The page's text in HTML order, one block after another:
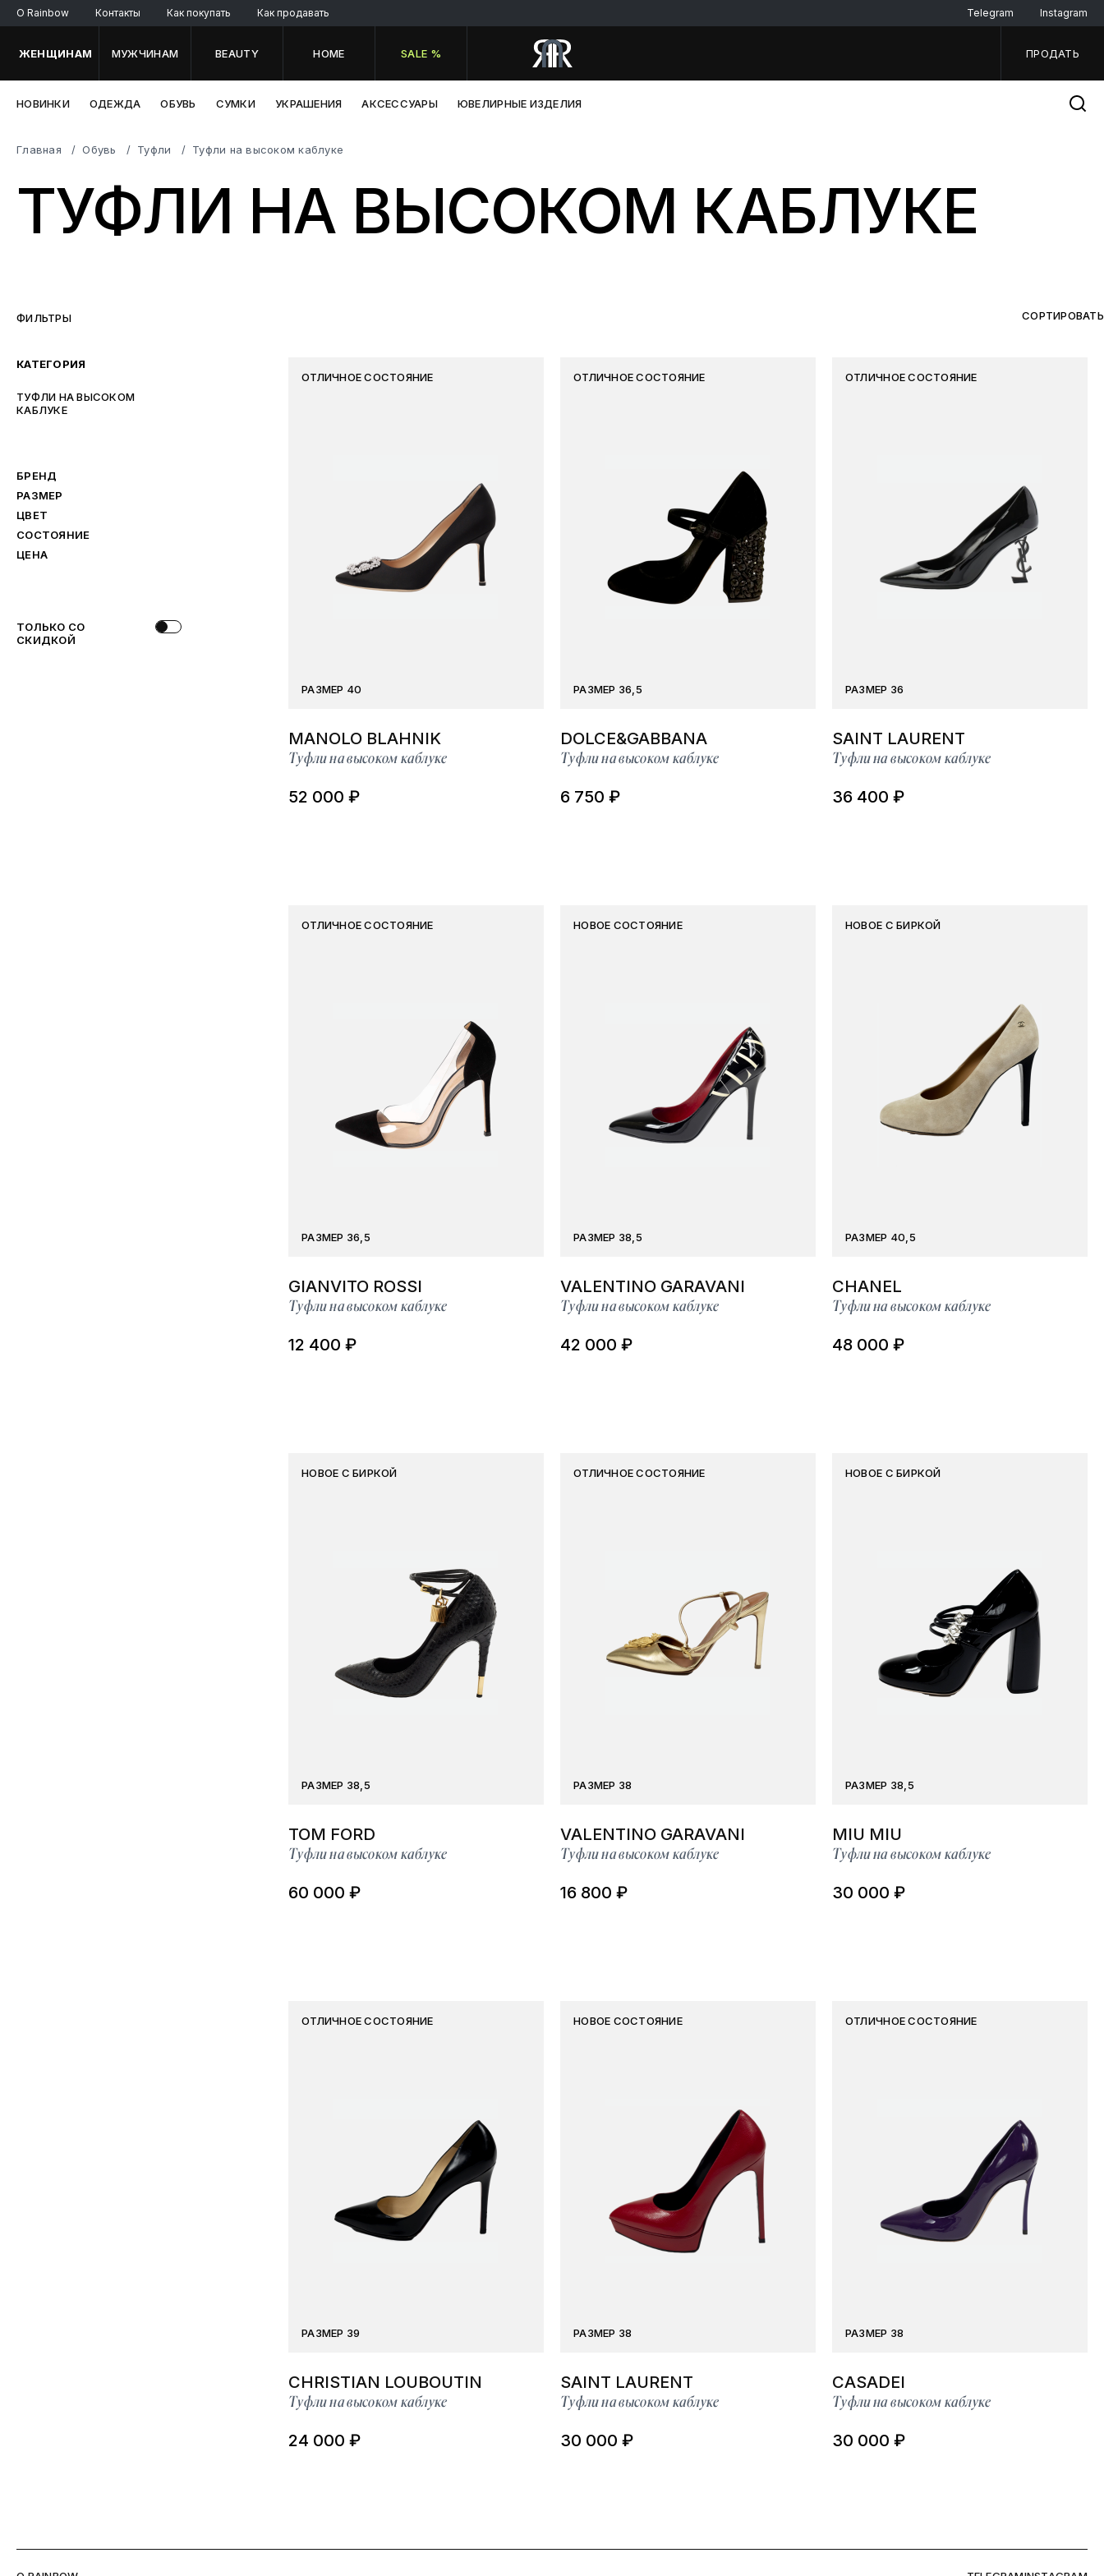
O Rainbow Контакты Как покупать Как продавать Telegram Instagram
ЖЕНЩИНАМ МУЖЧИНАМ BEAUTY HOME SALE % ПРОДАТЬ
НОВИНКИ ОДЕЖДА ОБУВЬ СУМКИ УКРАШЕНИЯ АКСЕССУАРЫ ЮВЕЛИРНЫЕ ИЗДЕЛИЯ
Главная Обувь Туфли Туфли на высоком каблуке
ТУФЛИ НА ВЫСОКОМ КАБЛУКЕ
ФИЛЬТРЫ СОРТИРОВАТЬ
КАТЕГОРИЯ
ТУФЛИ НА ВЫСОКОМ
КАБЛУКЕ
БРЕНД
РАЗМЕР
ЦВЕТ
СОСТОЯНИЕ
ЦЕНА
ТОЛЬКО СО
СКИДКОЙ
ОТЛИЧНОЕ СОСТОЯНИЕ
РАЗМЕР 40
MANOLO BLAHNIK
Туфли на высоком каблуке
52 000 ₽
ОТЛИЧНОЕ СОСТОЯНИЕ
РАЗМЕР 36,5
DOLCE&GABBANA
Туфли на высоком каблуке
6 750 ₽
ОТЛИЧНОЕ СОСТОЯНИЕ
РАЗМЕР 36
SAINT LAURENT
Туфли на высоком каблуке
36 400 ₽
ОТЛИЧНОЕ СОСТОЯНИЕ
РАЗМЕР 36,5
GIANVITO ROSSI
Туфли на высоком каблуке
12 400 ₽
НОВОЕ СОСТОЯНИЕ
РАЗМЕР 38,5
VALENTINO GARAVANI
Туфли на высоком каблуке
42 000 ₽
НОВОЕ С БИРКОЙ
РАЗМЕР 40,5
CHANEL
Туфли на высоком каблуке
48 000 ₽
НОВОЕ С БИРКОЙ
РАЗМЕР 38,5
TOM FORD
Туфли на высоком каблуке
60 000 ₽
ОТЛИЧНОЕ СОСТОЯНИЕ
РАЗМЕР 38
VALENTINO GARAVANI
Туфли на высоком каблуке
16 800 ₽
НОВОЕ С БИРКОЙ
РАЗМЕР 38,5
MIU MIU
Туфли на высоком каблуке
30 000 ₽
ОТЛИЧНОЕ СОСТОЯНИЕ
РАЗМЕР 39
CHRISTIAN LOUBOUTIN
Туфли на высоком каблуке
24 000 ₽
НОВОЕ СОСТОЯНИЕ
РАЗМЕР 38
SAINT LAURENT
Туфли на высоком каблуке
30 000 ₽
ОТЛИЧНОЕ СОСТОЯНИЕ
РАЗМЕР 38
CASADEI
Туфли на высоком каблуке
30 000 ₽